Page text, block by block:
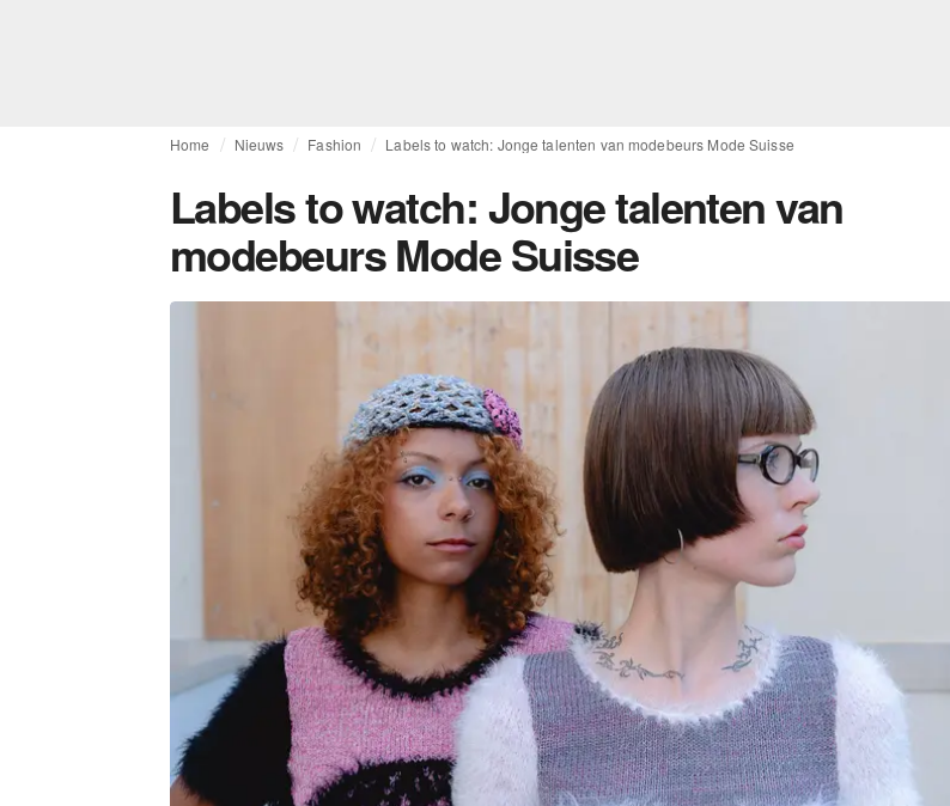
Home Nieuws Fashion Labels to watch: Jonge talenten van modebeurs Mode Suisse
Labels to watch: Jonge talenten van
modebeurs Mode Suisse